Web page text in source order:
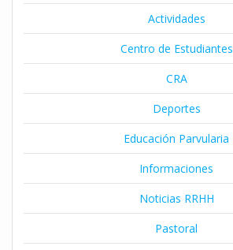
Actividades
Centro de Estudiantes
CRA
Deportes
Educación Parvularia
Informaciones
Noticias RRHH
Pastoral